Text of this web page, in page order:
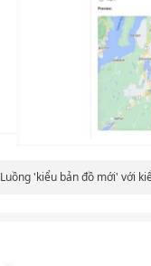
Luồng 'kiểu bản đồ mới' với